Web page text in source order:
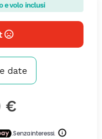
e volo inclusi
date
€